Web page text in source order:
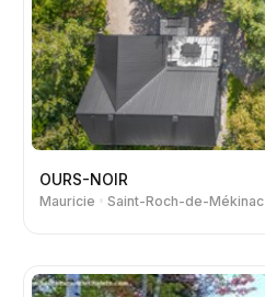
OURS-NOIR
Mauricie Saint-Roch-de-Mékinac